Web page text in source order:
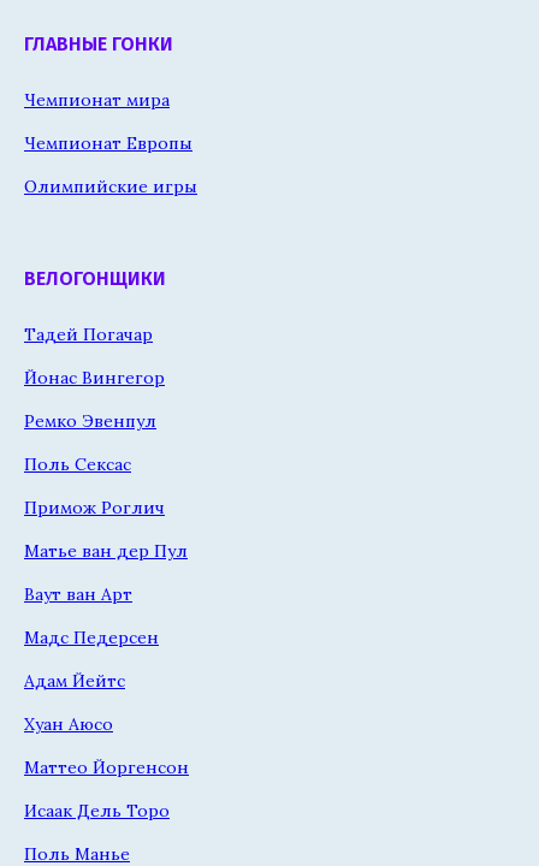
ГЛАВНЫЕ ГОНКИ
Чемпионат мира
Чемпионат Европы
Олимпийские игры
ВЕЛОГОНЩИКИ
Тадей Погачар
Йонас Вингегор
Ремко Эвенпул
Поль Сексас
Примож Роглич
Матье ван дер Пул
Ваут ван Арт
Мадс Педерсен
Адам Йейтс
Хуан Аюсо
Маттео Йоргенсон
Исаак Дель Торо
Поль Манье